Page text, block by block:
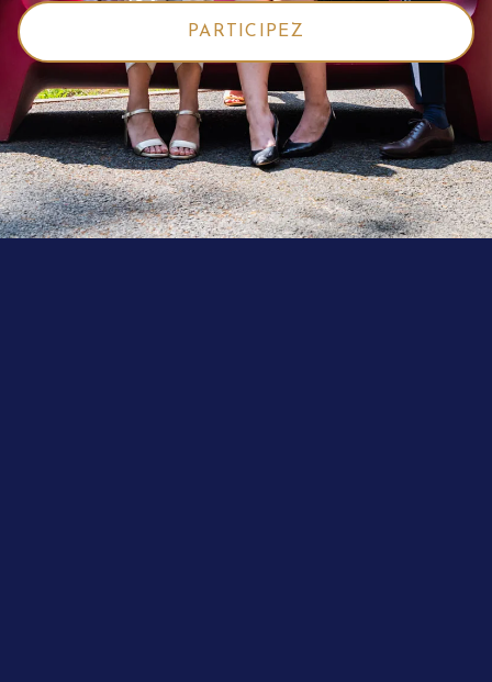
PARTICIPEZ